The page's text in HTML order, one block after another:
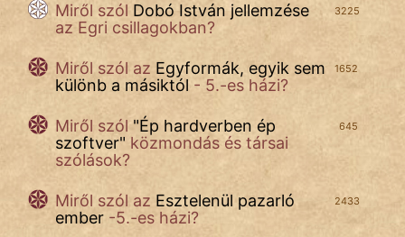
IRODALOM
SZÓLÁS
És
KÖZMONDÁS
PSZICHO
FILM
3225
Miről szól Dobó István jellemzése
az Egri csillagokban?
1652
Miről szól az Egyformák, egyik sem
különb a másiktól - 5.-es házi?
645
Miről szól "Ép hardverben ép
szoftver" közmondás és társai
szólások?
2433
Miről szól az Esztelenül pazarló
ember -5.-es házi?